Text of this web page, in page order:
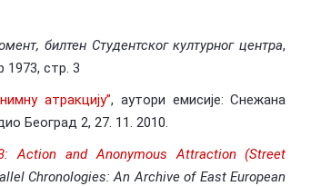
билтен Студентског културног центра,
1973, стр. 3
атракцију”, аутори емисије: Снежана
Београд 2, 27. 11. 2010.
Action and Anonymous Attraction (Street
Chronologies: An Archive of East European